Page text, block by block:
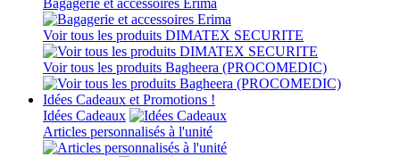
Bagagerie et accessoires Erima
Voir tous les produits DIMATEX SECURITE
Voir tous les produits Bagheera (PROCOMEDIC)
Idées Cadeaux et Promotions !
Idées Cadeaux
Articles personnalisés à l'unité